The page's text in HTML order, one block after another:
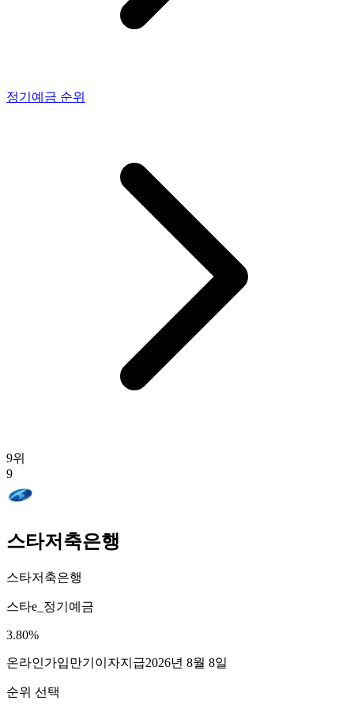
정기예금 순위
9위
9
스타저축은행
스타저축은행
스타e_정기예금
3.80%
온라인가입만기이자지급2026년 8월 8일
순위 선택